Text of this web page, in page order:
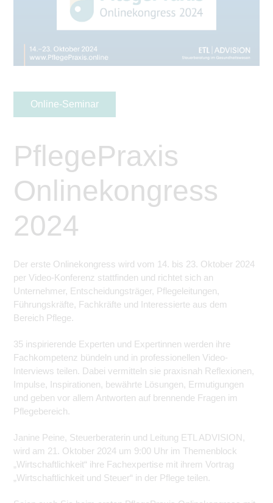
Online-Seminar
PflegePraxis
Onlinekongress
2024
Der erste Onlinekongress wird vom 14. bis 23. Oktober 2024
per Video-Konferenz stattfinden und richtet sich an
Unternehmer, Entscheidungsträger, Pflegeleitungen,
Führungskräfte, Fachkräfte und Interessierte aus dem
Bereich Pflege.
35 inspirierende Experten und Expertinnen werden ihre
Fachkompetenz bündeln und in professionellen Video-
Interviews teilen. Dabei vermitteln sie praxisnah Reflexionen,
Impulse, Inspirationen, bewährte Lösungen, Ermutigungen
und geben vor allem Antworten auf brennende Fragen im
Pflegebereich.
Janine Peine, Steuerberaterin und Leitung ETL ADVISION,
wird am 21. Oktober 2024 um 9:00 Uhr im Themenblock
„Wirtschaftlichkeit“ ihre Fachexpertise mit ihrem Vortrag
„Wirtschaftlichkeit und Steuer“ in der Pflege teilen.